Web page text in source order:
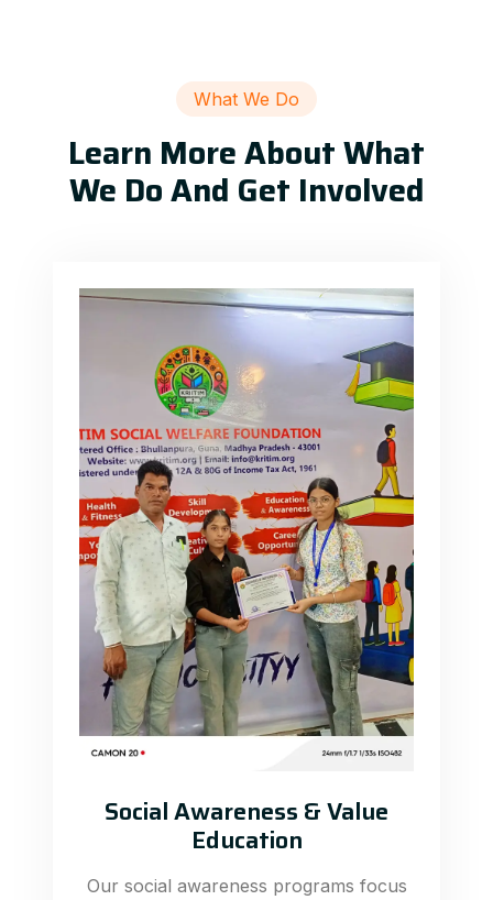
What We Do
Learn More About What
We Do And Get Involved
Social Awareness & Value
Education
Our social awareness programs focus